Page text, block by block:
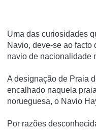
Uma das curiosidades
Navio, deve-se ao facto
navio de nacionalidade
A designação de Praia
encalhado naquela
norueguesa, o Navio
Por razões